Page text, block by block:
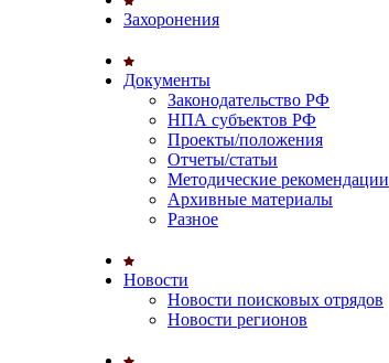
Захоронения
Документы
Законодательство РФ
НПА субъектов РФ
Проекты/положения
Отчеты/статьи
Методические рекомендации
Архивные материалы
Разное
Новости
Новости поисковых отрядов
Новости регионов